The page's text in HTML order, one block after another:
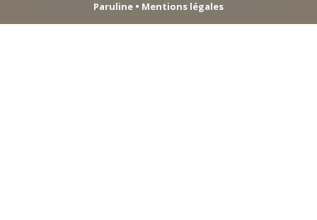
Paruline• Mentions légales